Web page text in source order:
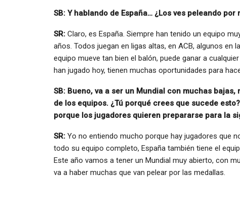
SB: Y hablando de España… ¿Los ves peleando por
SR: Claro, es España. Siempre han tenido un equipo
años. Todos juegan en ligas altas, en ACB, algunos en
equipo mueve tan bien el balón, puede ganar a
han jugado hoy, tienen muchas oportunidades para
SB: Bueno, va a ser un Mundial con muchas
de los equipos. ¿Tú porqué crees que sucede
porque los jugadores quieren prepararse para la
SR: Yo no entiendo mucho porque hay jugadores que
todo su equipo completo, España también tiene el
Este año vamos a tener un Mundial muy abierto, con
va a haber muchas que van pelear por las medallas.